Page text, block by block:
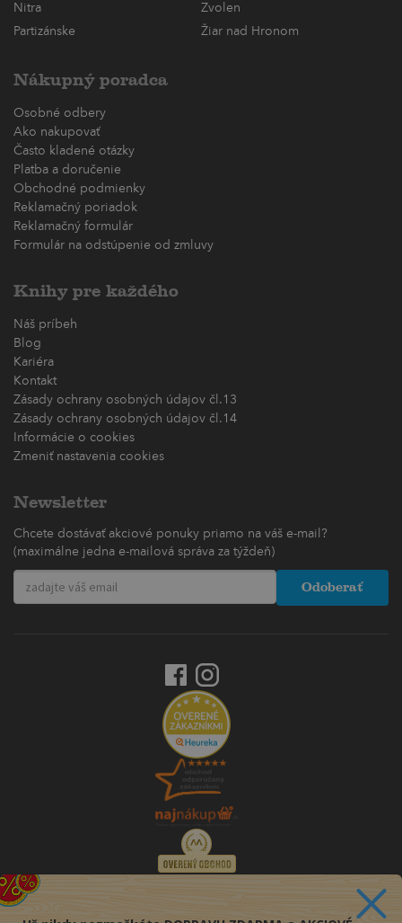
Nitra
Zvolen
Partizánske
Žiar nad Hronom
Nákupný poradca
Osobné odbery
Ako nakupovať
Často kladené otázky
Platba a doručenie
Obchodné podmienky
Reklamačný poriadok
Reklamačný formulár
Formulár na odstúpenie od zmluvy
Knihy pre každého
Náš príbeh
Blog
Kariéra
Kontakt
Zásady ochrany osobných údajov čl.13
Zásady ochrany osobných údajov čl.14
Informácie o cookies
Zmeniť nastavenia cookies
Newsletter
Chcete dostávať akciové ponuky priamo na váš e-mail?
(maximálne jedna e-mailová správa za týždeň)
Odoberať